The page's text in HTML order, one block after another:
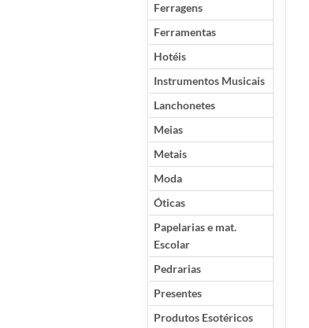
Ferragens
Ferramentas
Hotéis
Instrumentos Musicais
Lanchonetes
Meias
Metais
Moda
Óticas
Papelarias e mat.
Escolar
Pedrarias
Presentes
Produtos Esotéricos